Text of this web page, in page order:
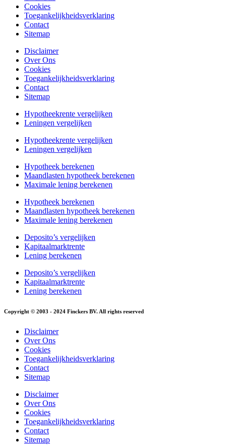
Cookies
Toegankelijkheidsverklaring
Contact
Sitemap
Disclaimer
Over Ons
Cookies
Toegankelijkheidsverklaring
Contact
Sitemap
Hypotheekrente vergelijken
Leningen vergelijken
Hypotheekrente vergelijken
Leningen vergelijken
Hypotheek berekenen
Maandlasten hypotheek berekenen
Maximale lening berekenen
Hypotheek berekenen
Maandlasten hypotheek berekenen
Maximale lening berekenen
Deposito’s vergelijken
Kapitaalmarktrente
Lening berekenen
Deposito’s vergelijken
Kapitaalmarktrente
Lening berekenen
Copyright © 2003 - 2024 Finckers BV. All rights reserved
Disclaimer
Over Ons
Cookies
Toegankelijkheidsverklaring
Contact
Sitemap
Disclaimer
Over Ons
Cookies
Toegankelijkheidsverklaring
Contact
Sitemap